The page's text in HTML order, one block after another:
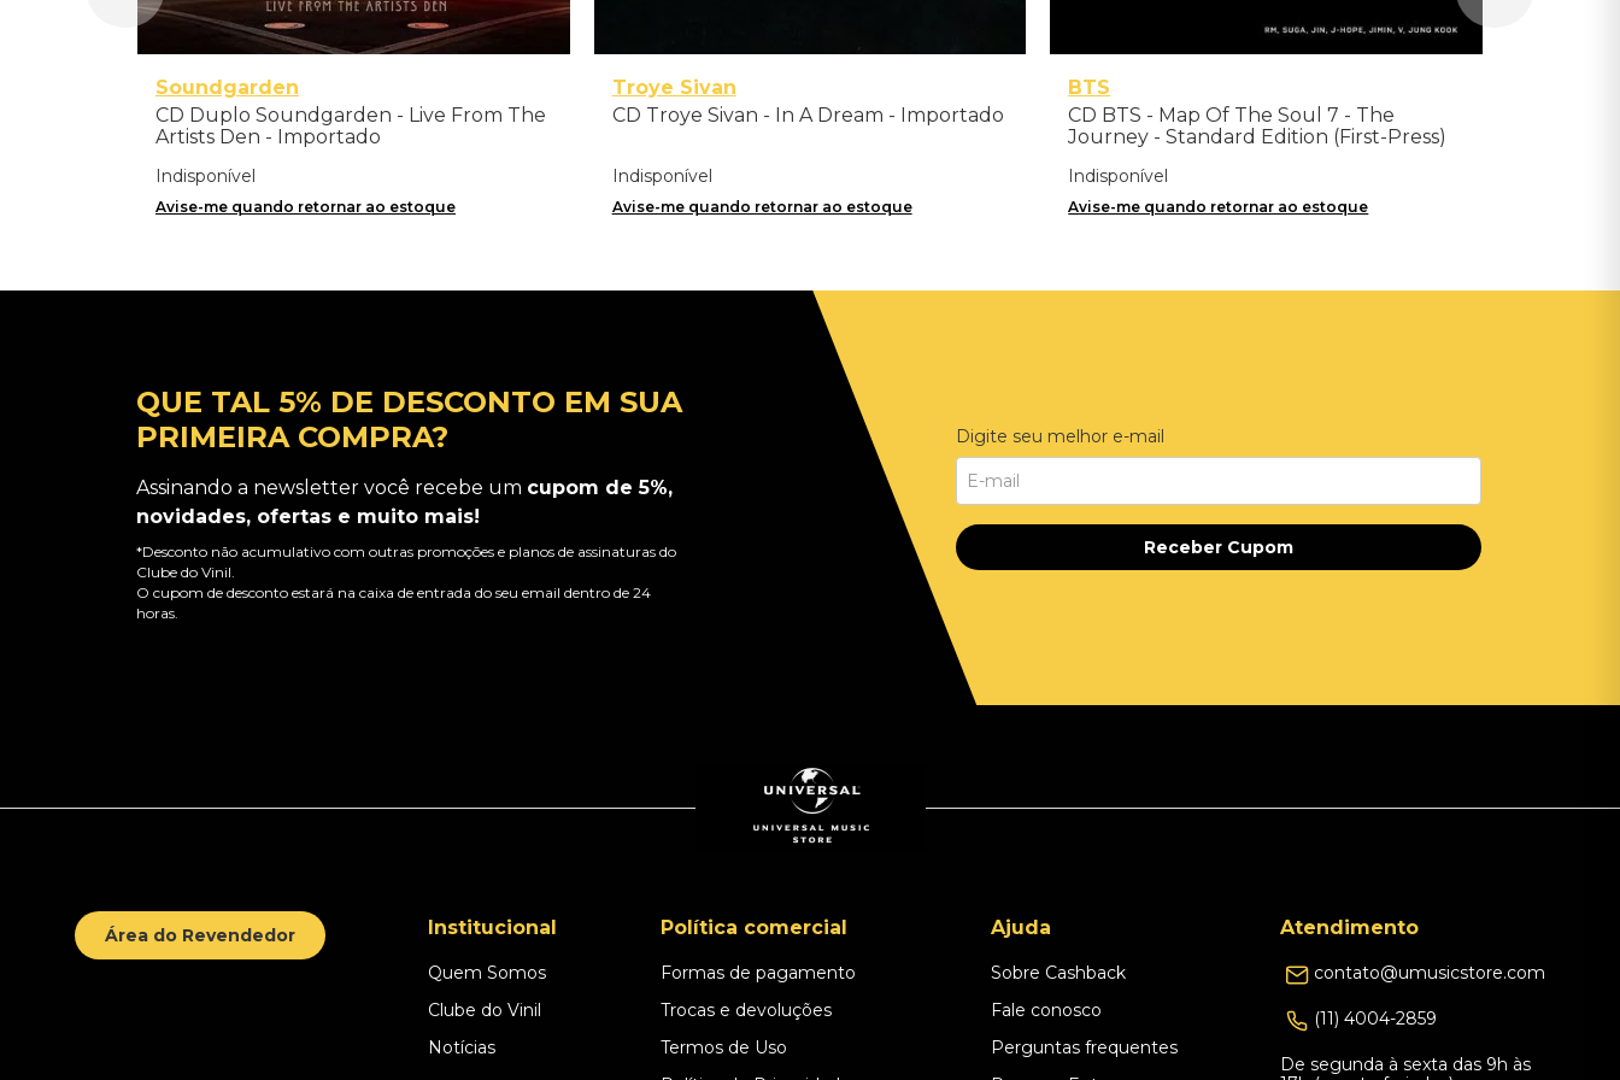
Soundgarden
CD Duplo Soundgarden - Live From The
Artists Den - Importado
Indisponível
Avise-me quando retornar ao estoque
Troye Sivan
CD Troye Sivan - In A Dream - Importado
Indisponível
Avise-me quando retornar ao estoque
BTS
CD BTS - Map Of The Soul 7 - The
Journey - Standard Edition (First-Press)
Indisponível
Avise-me quando retornar ao estoque
QUE TAL 5% DE DESCONTO EM SUA
PRIMEIRA COMPRA?
Assinando a newsletter você recebe um cupom de 5%,
novidades, ofertas e muito mais!
*Desconto não acumulativo com outras promoções e planos de assinaturas do
Clube do Vinil.
O cupom de desconto estará na caixa de entrada do seu email dentro de 24
horas.
Digite seu melhor e-mail
Receber Cupom
Área do Revendedor Institucional
Quem Somos
Clube do Vinil
Notícias
Política comercial
Formas de pagamento
Trocas e devoluções
Termos de Uso
Ajuda
Sobre Cashback
Fale conosco
Perguntas frequentes
Atendimento
contato@umusicstore.com
(11) 4004-2859
De segunda à sexta das 9h às